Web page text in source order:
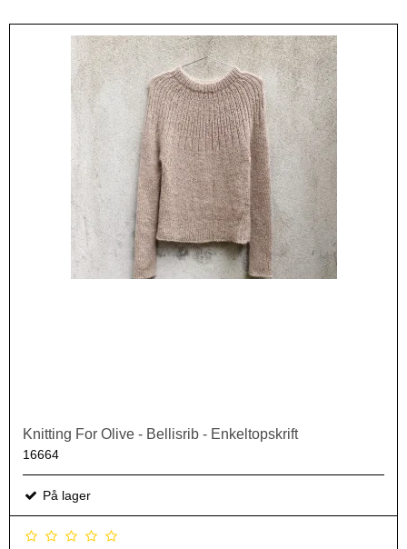
Knitting For Olive - Bellisrib - Enkeltopskrift
16664
På lager